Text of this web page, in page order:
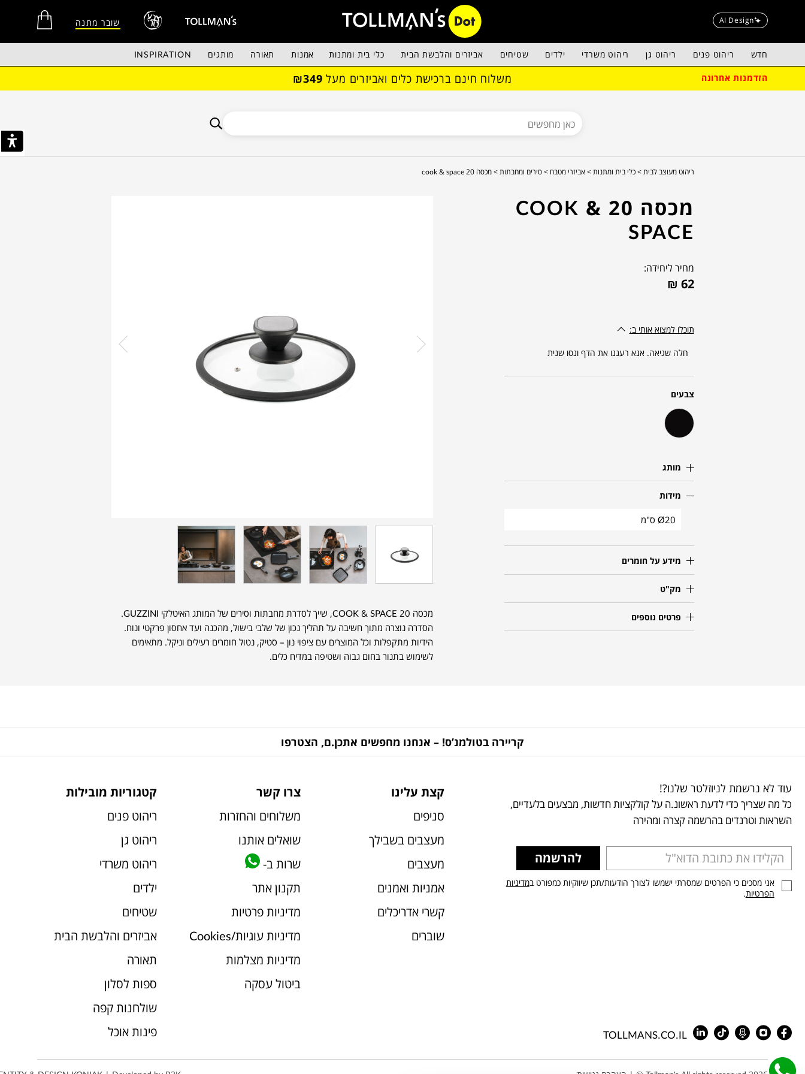
AI Design שובר מתנה
חדש ריהוט פנים ריהוט גן ריהוט משרדי ילדים שטיחים אביזרים והלבשת הבית כלי בית ומתנות אמנות תאורה מותגים INSPIRATION
הזדמנות אחרונה משלוח חינם ברכישת כלים ואביזרים מעל ₪349
ריהוט מעוצב לבית > כלי בית ומתנות > אביזרי מטבח > סירים ומחבתות > מכסה 20 cook & space
מכסה 20 COOK &
SPACE
מחיר ליחידה:
₪ 62
תוכלו למצוא אותי ב:
חלה שגיאה. אנא רעננו את הדף ונסו שנית
צבעים
מותג
מידות
Ø20 ס"מ
מידע על חומרים
מק"ט
פרטים נוספים
מכסה 20 COOK & SPACE, שייך לסדרת מחבתות וסירים של המותג האיטלקי GUZZINI.
הסדרה נוצרה מתוך חשיבה על תהליך נכון של שלבי בישול, מהכנה ועד אחסון פרקטי ונוח.
הידיות מתקפלות וכל המוצרים עם ציפוי נון – סטיק, נטול חומרים רעילים וניקל. מתאימים
לשימוש בתנור בחום גבוה ושטיפה במדיח כלים.
קריירה בטולמנ’ס! – אנחנו מחפשים אתכן.ם, הצטרפו
עוד לא נרשמת לניוזלטר שלנו?!
כל מה שצריך כדי לדעת ראשונ.ה על קולקציות חדשות, מבצעים בלעדיים,
השראות וטרנדים בהרשמה קצרה ומהירה
להרשמה
אני מסכים כי הפרטים שמסרתי ישמשו לצורך הודעות/תכן שיווקיות כמפורט במדיניות
הפרטיות.
TOLLMANS.CO.IL
קצת עלינו
סניפים
מעצבים בשבילך
מעצבים
אמניות ואמנים
קשרי אדריכלים
שוברים
צרו קשר
משלוחים והחזרות
שואלים אותנו
שרות ב-
תקנון אתר
מדיניות פרטיות
מדיניות עוגיות/Cookies
מדיניות מצלמות
ביטול עסקה
קטגוריות מובילות
ריהוט פנים
ריהוט גן
ריהוט משרדי
ילדים
שטיחים
אביזרים והלבשת הבית
תאורה
ספות לסלון
שולחנות קפה
פינות אוכל